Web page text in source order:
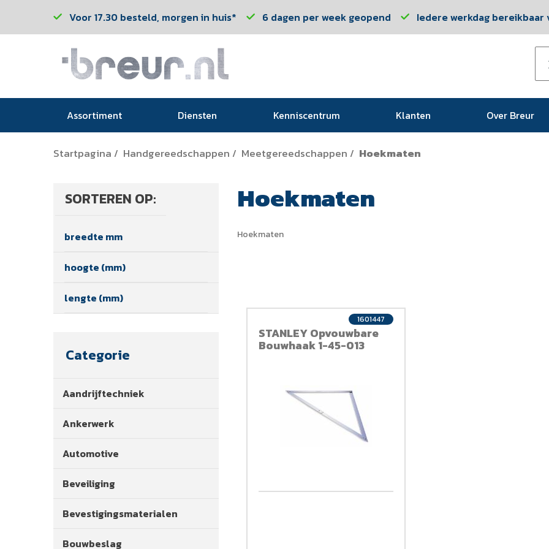
Voor 17.30 besteld, morgen in huis* 6 dagen per week geopend Iedere werkdag bereikbaar
Assortiment Diensten Kenniscentrum Klanten Over Breur
Startpagina / Handgereedschappen / Meetgereedschappen / Hoekmaten
SORTEREN OP:
breedte mm
hoogte (mm)
lengte (mm)
Categorie
Aandrijftechniek
Ankerwerk
Automotive
Beveiliging
Bevestigingsmaterialen
Bouwbeslag
Hoekmaten
Hoekmaten
STANLEY Opvouwbare
Bouwhaak 1-45-013
1601447